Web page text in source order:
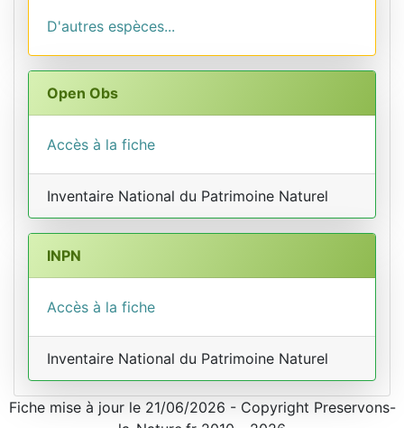
D'autres espèces...
Open Obs
Accès à la fiche
Inventaire National du Patrimoine Naturel
INPN
Accès à la fiche
Inventaire National du Patrimoine Naturel
Fiche mise à jour le 21/06/2026 - Copyright Preservons-